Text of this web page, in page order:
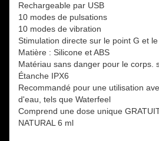
Rechargeable par USB
10 modes de pulsations
10 modes de vibration
Stimulation directe sur le point G et
Matière : Silicone et ABS
Matériau sans danger pour le corps.
Étanche IPX6
Recommandé pour une utilisation
d'eau, tels que Waterfeel
Comprend une dose unique
NATURAL 6 ml